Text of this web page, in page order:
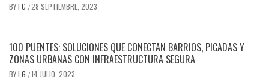
BYI G /28 SEPTIEMBRE, 2023
100 PUENTES: SOLUCIONES QUE CONECTAN BARRIOS, PICADAS Y
ZONAS URBANAS CON INFRAESTRUCTURA SEGURA
BYI G /14 JULIO, 2023